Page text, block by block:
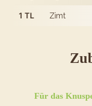
1 TL Zimt
Für das